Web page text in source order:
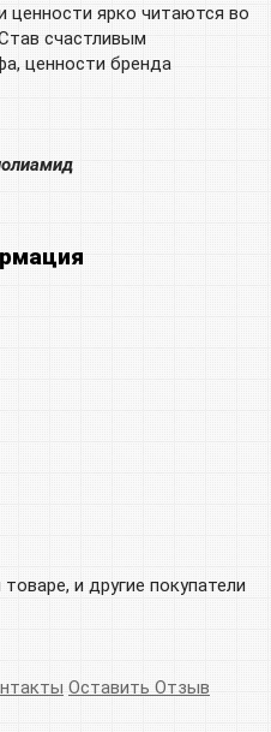
ценности ярко читаются во
счастливым
ценности бренда
и другие покупатели
Оставить Отзыв